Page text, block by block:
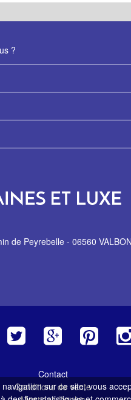
?
de Peyrebelle - 06560
Contact
Conditions de vente
sur ce site, vous